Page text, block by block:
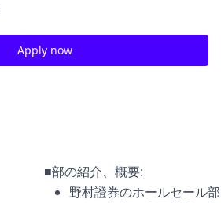
Apply now
■部の紹介、概要:
野村證券のホールセール